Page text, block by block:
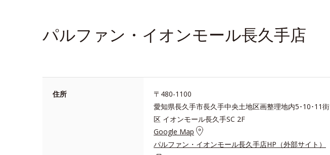
パルファン・イオンモール長久手店
住所
〒480-1100
愛知県長久手市長久手中央土地区画整理地内5･10･11街
区 イオンモール長久手SC 2F
Google Map
パルファン・イオンモール長久手店HP（外部サイト）